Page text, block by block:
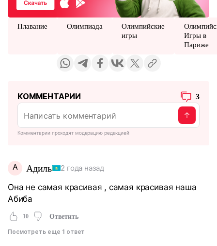
Плавание Олимпиада
Олимпийские
игры
Игры в
Париже
КОММЕНТАРИИ 3
Комментарии проходят модерацию редакцией
А Адиль 2 года назад
Она не самая красивая , самая красивая наша
Абиба
10 Ответить
Посмотреть еще 1 ответ